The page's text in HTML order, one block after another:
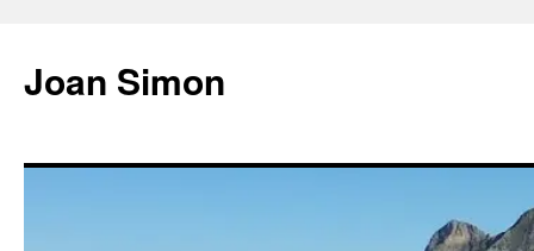
contingut
Joan Simon